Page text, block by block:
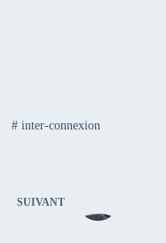
# inter-connexion
SUIVANT